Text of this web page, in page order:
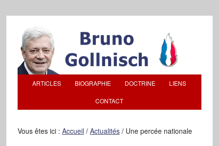
ARTICLES BIOGRAPHIE DOCTRINE LIENS
CONTACT
Vous êtes ici : Accueil / Actualités /Une percée nationale